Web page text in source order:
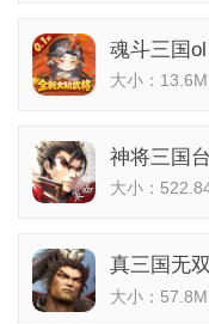
魂斗三国ol
大小：13.6M
神将三国
大小：
真三国无
大小：